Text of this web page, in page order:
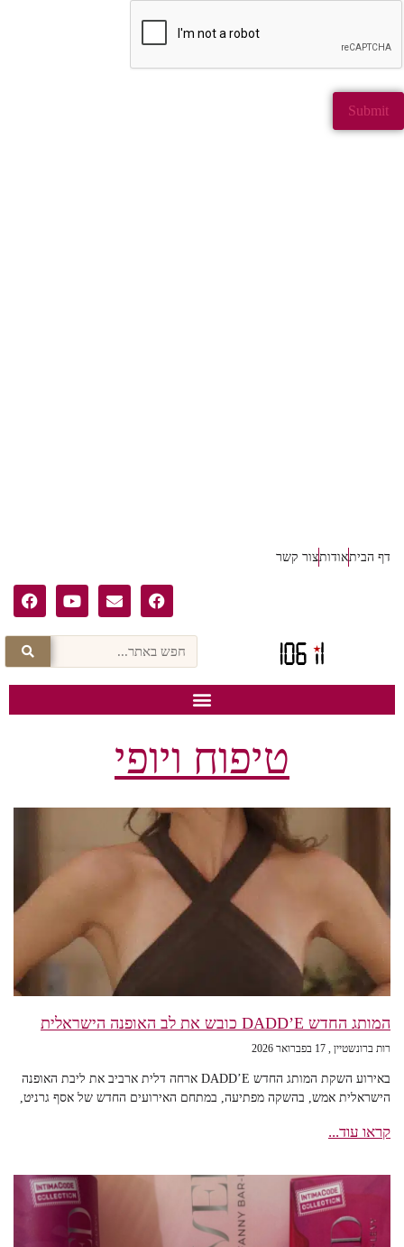
דף הביתאודותצור קשר
טיפוח ויופי
המותג החדש DADD’E כובש את לב האופנה הישראלית
רות ברונשטיין 17 בפברואר 2026
באירוע השקת המותג החדש DADD’E ארחה דלית ארביב את ליבת האופנה
הישראלית אמש, בהשקה מפתיעה, במתחם האירועים החדש של אסף גרניט,
קראו עוד...